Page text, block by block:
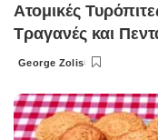
Ατομικές
Τραγανές και
Posted
George Zolis